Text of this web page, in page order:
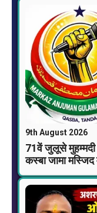
9th August 2026
71वें जुलूसे
कस्बा जामा